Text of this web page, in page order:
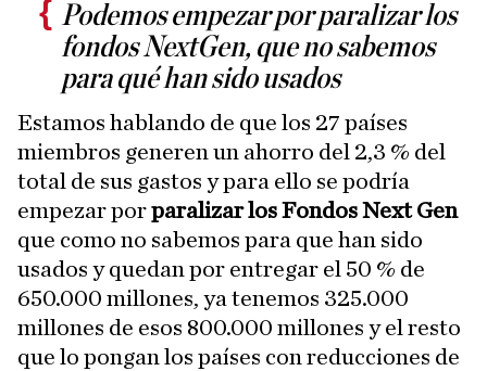
Podemos empezar por paralizar los
fondos NextGen, que no sabemos
para qué han sido usados
Estamos hablando de que los 27 países
miembros generen un ahorro del 2,3 % del
total de sus gastos y para ello se podría
empezar porparalizar los Fondos Next Gen
que como no sabemos para que han sido
usados y quedan por entregar el 50 % de
650.000 millones, ya tenemos 325.000
millones de esos 800.000 millones y el resto
que lo pongan los países con reducciones de